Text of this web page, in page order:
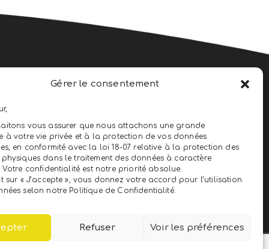
Gérer le consentement
vous assurer que nous attachons une grande
à votre vie privée et à la protection de vos données
en conformité avec la loi 18-07 relative à la protection des
physiques dans le traitement des données à caractère
Votre confidentialité est notre priorité absolue.
sur « J’accepte », vous donnez votre accord pour l’utilisation
selon notre Politique de Confidentialité.
Refuser Voir les préférences